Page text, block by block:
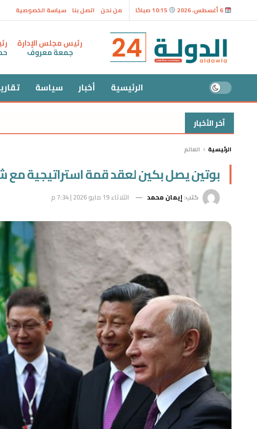
6 أغسطس، 2026 من نحن اتصل بنا سياسة الخصوصية
رئيس مجلس الإدارة
جمعة معروف
الرئيسية أخبار سياسة
آخر الأخبار
الرئيسية العالم
بوتين يصل بكين لعقد قمة استراتيجية مع
كتب: إيمان محمد الثلاثاء 19 مايو 2026 | 7:34 م